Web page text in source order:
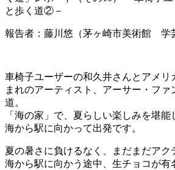
と歩く道②－
報告者：藤川悠（茅ヶ崎市美術館 学
車椅子ユーザーの和久井さんとアメリ
まれのアーティスト、アーサー・ファ
道。
「海の家」で、夏らしい楽しみを堪
海から駅に向かって出発です。
夏の暑さに負けるなく、まだまだアク
海から駅に向かう途中、生チョコが有